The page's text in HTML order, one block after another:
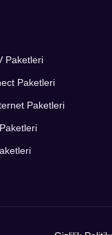
Paketleri
Paketleri
Paketleri